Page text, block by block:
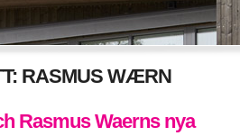
RASMUS WÆRN
Rasmus Waerns nya